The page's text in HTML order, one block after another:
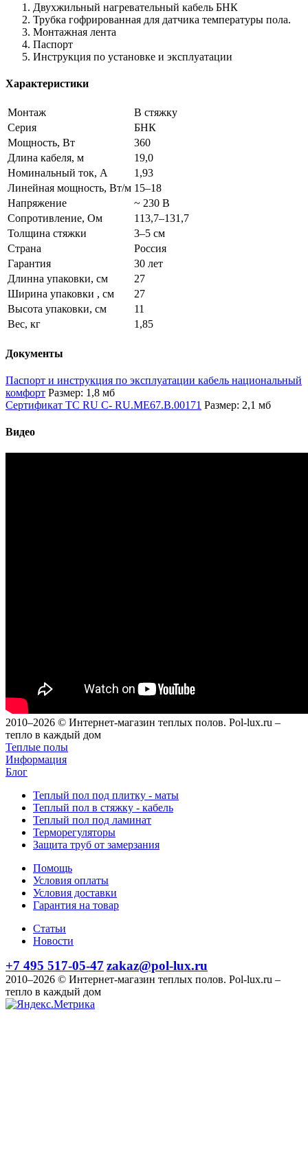
Двухжильный нагревательный кабель БНК
Трубка гофрированная для датчика температуры пола.
Монтажная лента
Паспорт
Инструкция по установке и эксплуатации
Характеристики
Монтаж
В стяжку
Серия
БНК
Мощность, Вт
360
Длина кабеля, м
19,0
Номинальный ток, А
1,93
Линейная мощность, Вт/м 15–18
Напряжение
~ 230 В
Сопротивление, Ом
113,7–131,7
Толщина стяжки
3–5 см
Страна
Россия
Гарантия
30 лет
Длинна упаковки, см
27
Ширина упаковки , см
27
Высота упаковки, см
11
Вес, кг
1,85
Документы
Паспорт и инструкция по эксплуатации кабель национальный
комфорт Размер: 1,8 мб
Сертификат TC RU C- RU.ME67.B.00171 Размер: 2,1 мб
Видео
2010–2026 © Интернет-магазин теплых полов. Pol-lux.ru –
тепло в каждый дом
Теплые полы
Информация
Блог
Теплый пол под плитку - маты
Теплый пол в стяжку - кабель
Теплый пол под ламинат
Терморегуляторы
Защита труб от замерзания
Помощь
Условия оплаты
Условия доставки
Гарантия на товар
Статьи
Новости
+7 495 517-05-47 zakaz@pol-lux.ru
2010–2026 © Интернет-магазин теплых полов. Pol-lux.ru –
тепло в каждый дом